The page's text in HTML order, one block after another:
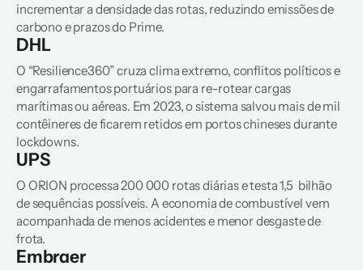
incrementar a densidade das rotas, reduzindo emissões de
carbono e prazos do Prime.
DHL
O “Resilience360” cruza clima extremo, conflitos políticos e
engarrafamentos portuários para re-rotear cargas
marítimas ou aéreas. Em 2023, o sistema salvou mais de mil
contêineres de ficarem retidos em portos chineses durante
lockdowns.
UPS
O ORION processa 200 000 rotas diárias e testa 1,5  bilhão
de sequências possíveis. A economia de combustível vem
acompanhada de menos acidentes e menor desgaste de
frota.
Embraer